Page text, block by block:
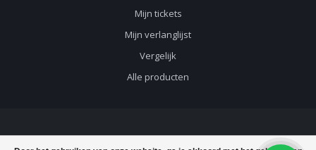
Mijn tickets
Mijn verlanglijst
Vergelijk
Alle producten